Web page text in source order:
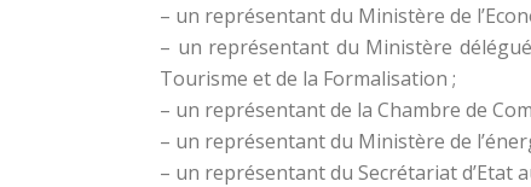
– un représentant du Ministère de
– un représentant du Ministère
Tourisme et de la Formalisation ;
– un représentant de la Chambre de
– un représentant du Ministère de
– un représentant du Secrétariat d’Etat